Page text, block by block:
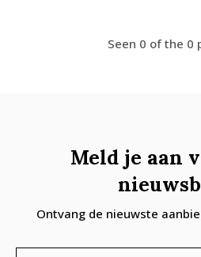
Seen 0 of the 0
Meld je aan
Ontvang de nieuwste